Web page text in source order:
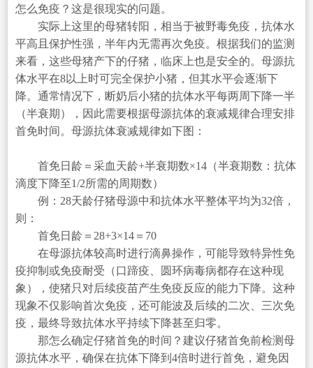
怎么免疫？这是很现实的问题。
实际上这里的母猪转阳，相当于被野毒免疫，抗体水
平高且保护性强，半年内无需再次免疫。根据我们的监测
来看，这些母猪产下的仔猪，临床上也是安全的。母源抗
体水平在8以上时可完全保护小猪，但其水平会逐渐下
降。通常情况下，断奶后小猪的抗体水平每两周下降一半
（半衰期），因此需要根据母源抗体的衰减规律合理安排
首免时间。母源抗体衰减规律如下图：
首免日龄＝采血天龄+半衰期数×14（半衰期数：抗体
滴度下降至1/2所需的周期数）
例：28天龄仔猪母源中和抗体水平整体平均为32倍，
则：
首免日龄＝28+3×14＝70
在母源抗体较高时进行滴鼻操作，可能导致特异性免
疫抑制或免疫耐受（口蹄疫、圆环病毒病都存在这种现
象），使猪只对后续疫苗产生免疫反应的能力下降。这种
现象不仅影响首次免疫，还可能波及后续的二次、三次免
疫，最终导致抗体水平持续下降甚至归零。
那怎么确定仔猪首免的时间？建议仔猪首免前检测母
源抗体水平，确保在抗体下降到4倍时进行首免，避免因